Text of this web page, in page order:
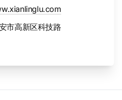
市高新区科技路